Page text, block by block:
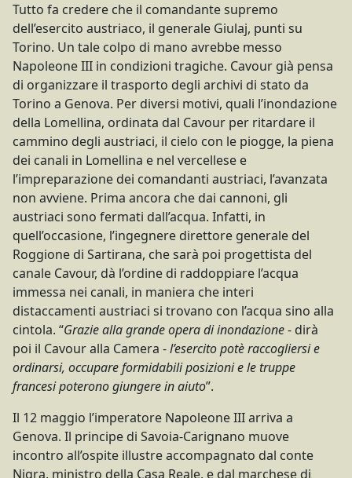
Tutto fa credere che il comandante supremo
dell’esercito austriaco, il generale Giulaj, punti su
Torino. Un tale colpo di mano avrebbe messo
Napoleone III in condizioni tragiche. Cavour già pensa
di organizzare il trasporto degli archivi di stato da
Torino a Genova. Per diversi motivi, quali l’inondazione
della Lomellina, ordinata dal Cavour per ritardare il
cammino degli austriaci, il cielo con le piogge, la piena
dei canali in Lomellina e nel vercellese e
l’impreparazione dei comandanti austriaci, l’avanzata
non avviene. Prima ancora che dai cannoni, gli
austriaci sono fermati dall’acqua. Infatti, in
quell’occasione, l’ingegnere direttore generale del
Roggione di Sartirana, che sarà poi progettista del
canale Cavour, dà l’ordine di raddoppiare l’acqua
immessa nei canali, in maniera che interi
distaccamenti austriaci si trovano con l’acqua sino alla
cintola. “Grazie alla grande opera di inondazione- dirà
poi il Cavour alla Camera -l’esercito potè raccogliersi e
ordinarsi, occupare formidabili posizioni e le truppe
francesi poterono giungere in aiuto”.
Il 12 maggio l’imperatore Napoleone III arriva a
Genova. Il principe di Savoia-Carignano muove
incontro all’ospite illustre accompagnato dal conte
Nigra, ministro della Casa Reale, e dal marchese di